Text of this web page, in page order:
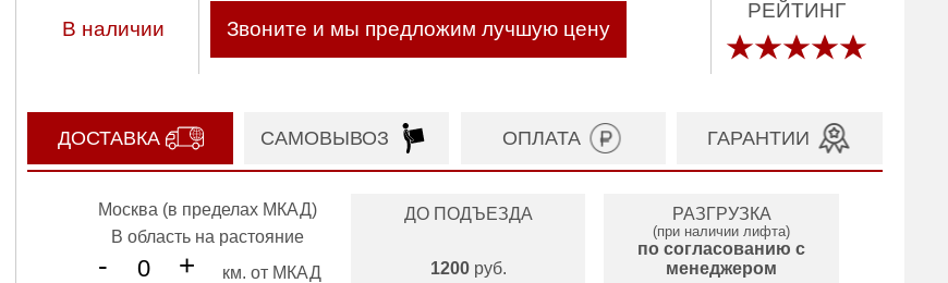
В наличии Звоните и мы предложим лучшую цену
РЕЙТИНГ
ДОСТАВКА САМОВЫВОЗ ОПЛАТА ГАРАНТИИ
Москва (в пределах МКАД)
В область на растояние
- + км. от МКАД
ДО ПОДЪЕЗДА
1200 руб.
РАЗГРУЗКА
(при наличии лифта)
по согласованию с
менеджером